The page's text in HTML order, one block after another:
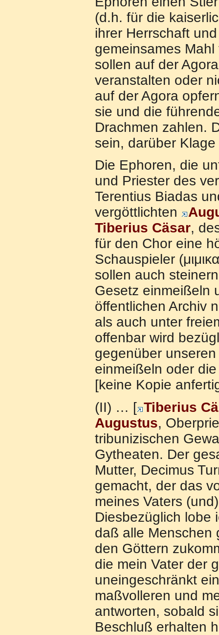
(d.h. für die
ihrer Herrschaft
gemeinsames
sollen auf der
veranstalten oder
auf der Agora
sie und die
Drachmen zahlen.
sein, darüber
Die Ephoren, die
und Priester des
Terentius Biadas
vergöttlichten
Tiberius Cäsar,
für den Chor eine
Schauspieler
sollen auch
Gesetz einmeißeln
öffentlichen Archiv
als auch unter
offenbar wird
gegenüber
einmeißeln oder
[keine Kopie
(II) … [ Tiberius
Augustus,
tribunizischen
Gytheaten. Der
Mutter, Decimus
gemacht, der das
meines Vaters
Diesbezüglich lobe
daß alle Menschen
den Göttern
die mein Vater der
uneingeschränkt
maßvolleren und
antworten, sobald
Beschluß erhalten